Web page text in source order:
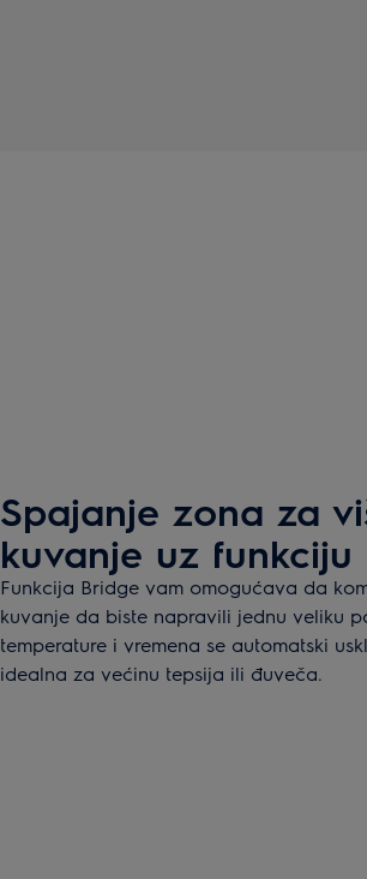
Spajanje zona za
kuvanje uz funkciju
Funkcija Bridge vam omogućava da
kuvanje da biste napravili jednu veliku
temperature i vremena se automatski
idealna za većinu tepsija ili đuveča.